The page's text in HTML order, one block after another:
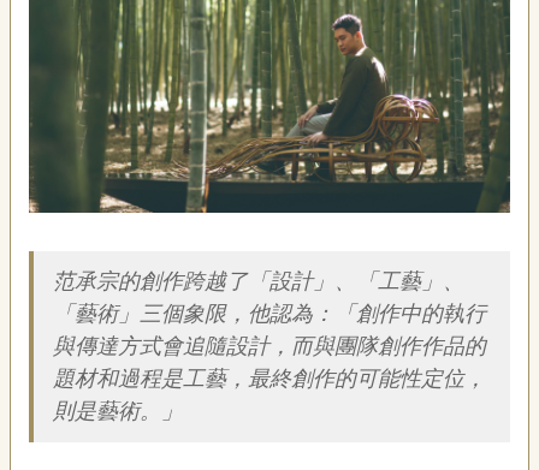
影
范承宗的創作跨越了「設計」、「工藝」、
「藝術」三個象限，他認為：「創作中的執行
與傳達方式會追隨設計，而與團隊創作作品的
題材和過程是工藝，最終創作的可能性定位，
則是藝術。」